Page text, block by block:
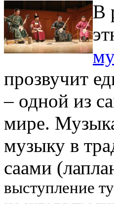
В
прозвучит
– одной из
мире.
музыку в
саами
выступление